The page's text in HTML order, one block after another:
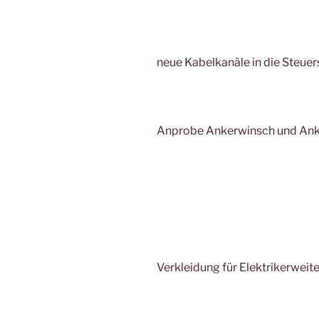
neue Kabelkanäle in die
Anprobe Ankerwinsch und
Verkleidung für